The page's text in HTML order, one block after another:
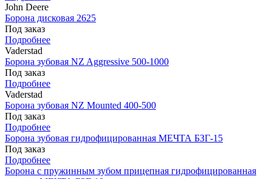
John Deere
Борона дисковая 2625
Под заказ
Подробнее
Vaderstad
Борона зубовая NZ Aggressive 500-1000
Под заказ
Подробнее
Vaderstad
Борона зубовая NZ Mounted 400-500
Под заказ
Подробнее
Борона зубовая гидрофицированная МЕЧТА БЗГ-15
Под заказ
Подробнее
Борона с пружинным зубом прицепная гидрофицированная